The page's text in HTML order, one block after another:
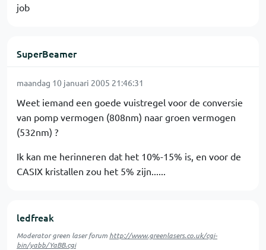
job
SuperBeamer
maandag 10 januari 2005 21:46:31
Weet iemand een goede vuistregel voor de conversie
van pomp vermogen (808nm) naar groen vermogen
(532nm) ?
Ik kan me herinneren dat het 10%-15% is, en voor de
CASIX kristallen zou het 5% zijn......
ledfreak
Moderator green laser forum http://www.greenlasers.co.uk/cgi-
bin/yabb/YaBB.cgi